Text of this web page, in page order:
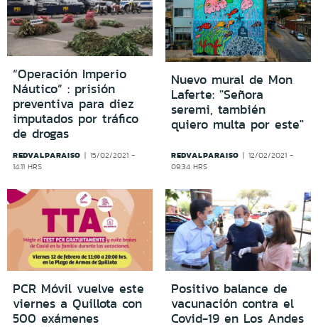
“Operación Imperio
Náutico” : prisión
preventiva para diez
imputados por tráfico
de drogas
REDVALPARAISO
15/02/2021 -
14:11 HRS
Nuevo mural de Mon
Laferte: "Señora
seremi, también
quiero multa por este"
REDVALPARAISO
12/02/2021 -
09:34 HRS
PCR Móvil vuelve este
viernes a Quillota con
500 exámenes
Positivo balance de
vacunación contra el
Covid-19 en Los Andes